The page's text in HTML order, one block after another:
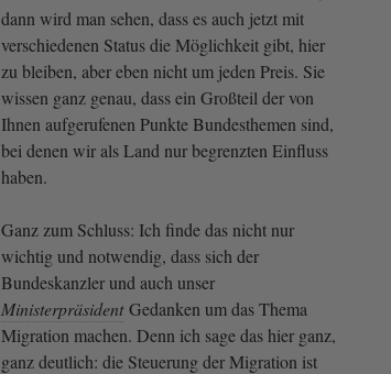
dann wird man sehen, dass es auch jetzt mit
verschiedenen Status die Möglichkeit gibt, hier
zu bleiben, aber eben nicht um jeden Preis. Sie
wissen ganz genau, dass ein Großteil der von
Ihnen aufgerufenen Punkte Bundesthemen sind,
bei denen wir als Land nur begrenzten Einfluss
haben.
Ganz zum Schluss: Ich finde das nicht nur
wichtig und notwendig, dass sich der
Bundeskanzler und auch unser
Ministerpräsident Gedanken um das Thema
Migration machen. Denn ich sage das hier ganz,
ganz deutlich: die Steuerung der Migration ist